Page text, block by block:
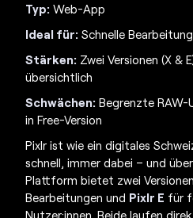
Typ: Web-App
Ideal für: Schnelle
Stärken: Zwei Versionen (X &
übersichtlich
Schwächen: Begrenzte
in Free-Version
Pixlr ist wie ein digitales
schnell, immer dabei – und
Plattform bietet zwei
Bearbeitungen und Pixlr E für
Nutzer:innen. Beide laufen